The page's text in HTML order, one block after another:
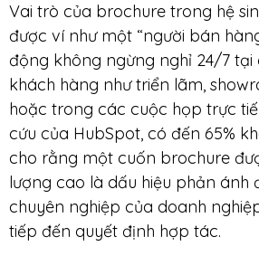
Vai trò của brochure trong hệ
được ví như một “người bán
động không ngừng nghỉ 24/7 tại
khách hàng như triển lãm,
hoặc trong các cuộc họp trực
cứu của HubSpot, có đến 65%
cho rằng một cuốn brochure
lượng cao là dấu hiệu phản ánh
chuyên nghiệp của doanh
tiếp đến quyết định hợp tác.